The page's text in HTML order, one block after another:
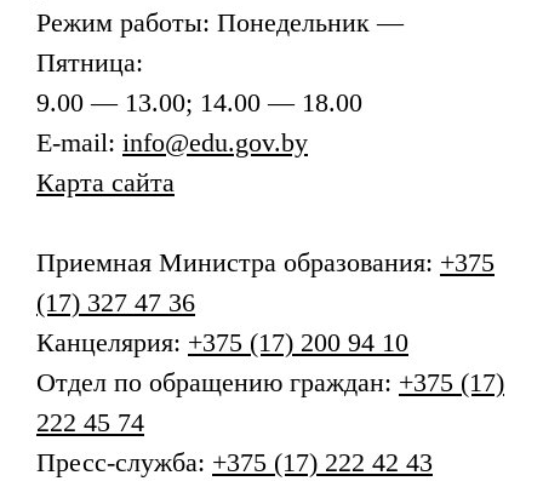
Режим работы: Понедельник —
Пятница:
9.00 — 13.00; 14.00 — 18.00
E-mail: info@edu.gov.by
Карта сайта
Приемная Министра образования: +375
(17) 327 47 36
Канцелярия: +375 (17) 200 94 10
Отдел по обращению граждан: +375 (17)
222 45 74
Пресс-служба: +375 (17) 222 42 43